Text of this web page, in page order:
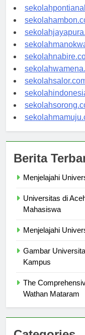
Universitas di
Gambar
The